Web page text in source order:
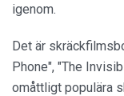
igenom.
Det är
Phone", "The
omåttligt populära